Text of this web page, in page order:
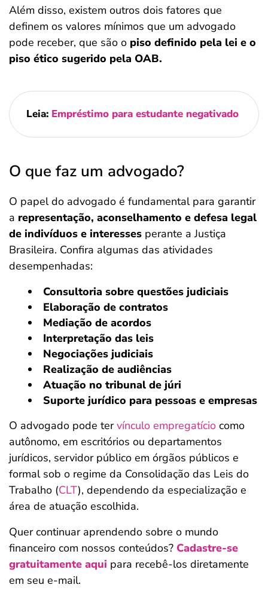
Além disso, existem outros dois fatores que
definem os valores mínimos que um advogado
pode receber, que são o piso definido pela lei e o
piso ético sugerido pela OAB.
Leia: Empréstimo para estudante negativado
O que faz um advogado?
O papel do advogado é fundamental para garantir
a representação, aconselhamento e defesa legal
de indivíduos e interesses perante a Justiça
Brasileira. Confira algumas das atividades
desempenhadas:
Consultoria sobre questões judiciais
Elaboração de contratos
Mediação de acordos
Interpretação das leis
Negociações judiciais
Realização de audiências
Atuação no tribunal de júri
Suporte jurídico para pessoas e empresas
O advogado pode tervínculo empregatício como
autônomo, em escritórios ou departamentos
jurídicos, servidor público em órgãos públicos e
formal sob o regime da Consolidação das Leis do
Trabalho (CLT), dependendo da especialização e
área de atuação escolhida.
Quer continuar aprendendo sobre o mundo
financeiro com nossos conteúdos? Cadastre-se
gratuitamente aqui para recebê-los diretamente
em seu e-mail.